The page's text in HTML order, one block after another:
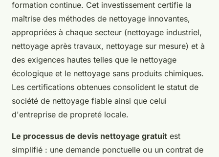
formation continue. Cet investissement certifie la
maîtrise des méthodes de nettoyage innovantes,
appropriées à chaque secteur (nettoyage industriel,
nettoyage après travaux, nettoyage sur mesure) et à
des exigences hautes telles que le nettoyage
écologique et le nettoyage sans produits chimiques.
Les certifications obtenues consolident le statut de
société de nettoyage fiable ainsi que celui
d'entreprise de propreté locale.
Le processus de devis nettoyage gratuit est
simplifié : une demande ponctuelle ou un contrat de